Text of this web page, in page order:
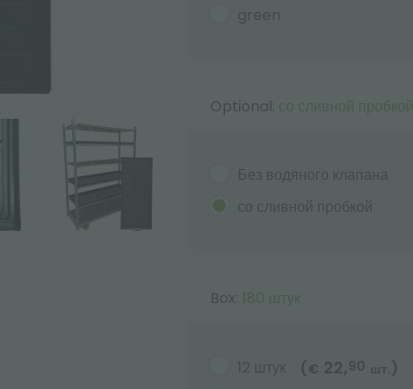
green
Optional: со сливной пробкой
Без водяного клапана
со сливной пробкой
Box: 180 штук
12 штук ( € 22, 90 шт. )